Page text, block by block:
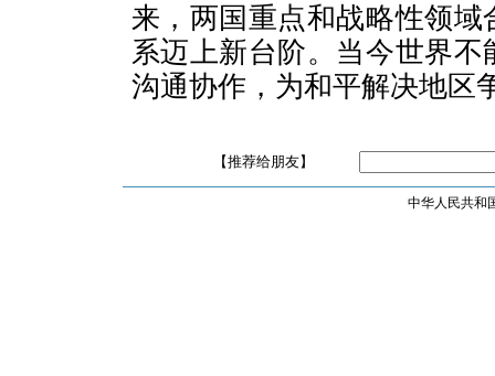
来，两国重点和战略性领
系迈上新台阶。当今世界
沟通协作，为和平解决地区
【推荐给朋友】
中华人民共和